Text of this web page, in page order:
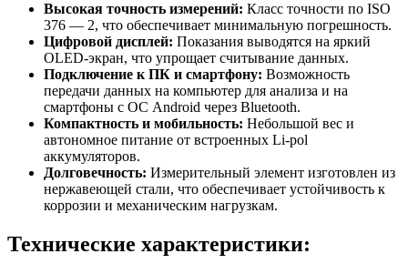
Высокая точность измерений: Класс точности по ISO
376 — 2, что обеспечивает минимальную погрешность.
Цифровой дисплей: Показания выводятся на яркий
OLED-экран, что упрощает считывание данных.
Подключение к ПК и смартфону: Возможность
передачи данных на компьютер для анализа и на
смартфоны с ОС Android через Bluetooth.
Компактность и мобильность: Небольшой вес и
автономное питание от встроенных Li-pol
аккумуляторов.
Долговечность: Измерительный элемент изготовлен из
нержавеющей стали, что обеспечивает устойчивость к
коррозии и механическим нагрузкам.
Технические характеристики: